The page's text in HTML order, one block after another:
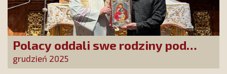
Polacy oddali swe rodziny pod
opiekę Najświętszej Rodziny!
grudzień 2025